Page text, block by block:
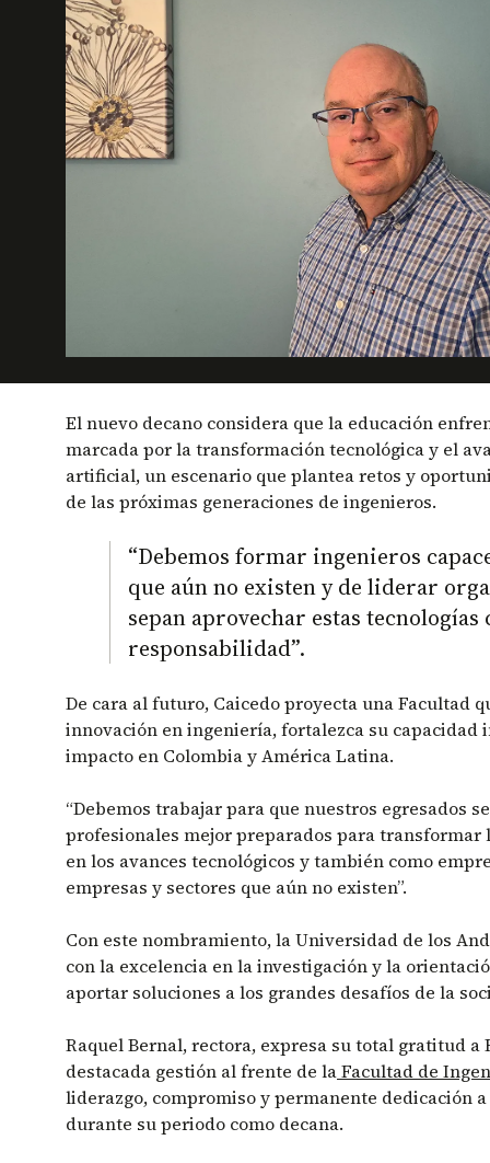
El nuevo decano considera que la educación
marcada por la transformación tecnológica y el
artificial, un escenario que plantea retos y
de las próximas generaciones de ingenieros.
“Debemos formar ingenieros
que aún no existen y de liderar
sepan aprovechar estas
responsabilidad”.
De cara al futuro, Caicedo proyecta una Facultad
innovación en ingeniería, fortalezca su capacidad
impacto en Colombia y América Latina.
“Debemos trabajar para que nuestros egresados
profesionales mejor preparados para transformar
en los avances tecnológicos y también como
empresas y sectores que aún no existen”.
Con este nombramiento, la Universidad de los
con la excelencia en la investigación y la
aportar soluciones a los grandes desafíos de la
Raquel Bernal, rectora, expresa su total gratitud a
destacada gestión al frente de laFacultad de
liderazgo, compromiso y permanente dedicación
durante su periodo como decana.